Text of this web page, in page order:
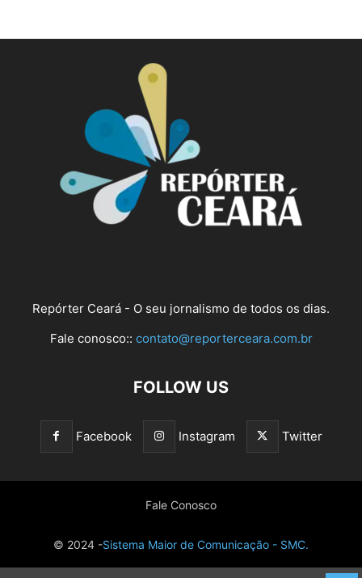
Repórter Ceará - O seu jornalismo de todos os dias.
Fale conosco:: contato@reporterceara.com.br
FOLLOW US
Facebook Instagram Twitter
Fale Conosco
© 2024 -Sistema Maior de Comunicação - SMC.